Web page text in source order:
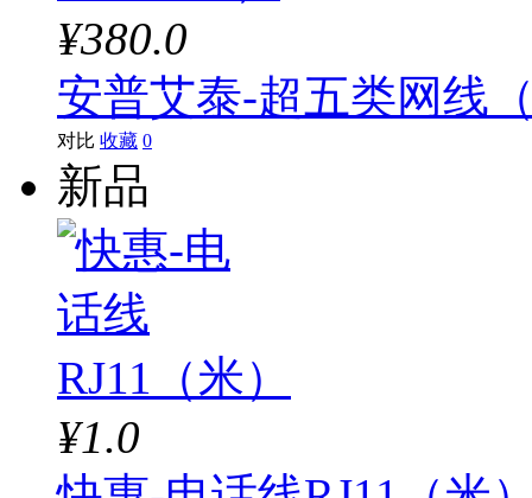
¥380.0
安普艾泰-超五类网线
对比 收藏 0
新品
¥1.0